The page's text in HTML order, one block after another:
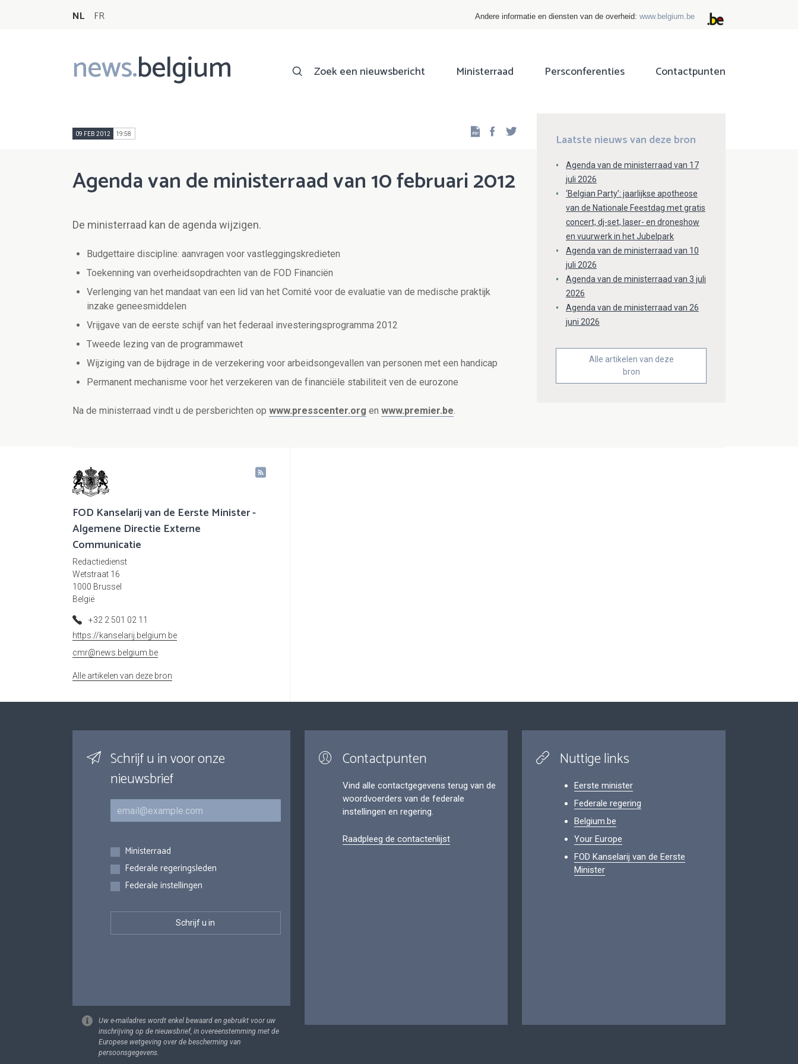
NL FR Andere informatie en diensten van de overheid: www.belgium.be
news.belgium
Main
navigation
Zoek een nieuwsbericht Ministerraad Persconferenties Contactpunten
09 FEB 2012 19:58 Facebook
Agenda van de ministerraad van 10 februari 2012
De ministerraad kan de agenda wijzigen.
Budgettaire discipline: aanvragen voor vastleggingskredieten
Toekenning van overheidsopdrachten van de FOD Financiën
Verlenging van het mandaat van een lid van het Comité voor de evaluatie van de medische praktijk
inzake geneesmiddelen
Vrijgave van de eerste schijf van het federaal investeringsprogramma 2012
Tweede lezing van de programmawet
Wijziging van de bijdrage in de verzekering voor arbeidsongevallen van personen met een handicap
Permanent mechanisme voor het verzekeren van de financiële stabiliteit ven de eurozone
Na de ministerraad vindt u de persberichten op www.presscenter.org en www.premier.be.
Laatste nieuws van deze bron
Agenda van de ministerraad van 17
juli 2026
‘Belgian Party’: jaarlijkse apotheose
van de Nationale Feestdag met gratis
concert, dj-set, laser- en droneshow
en vuurwerk in het Jubelpark
Agenda van de ministerraad van 10
juli 2026
Agenda van de ministerraad van 3 juli
2026
Agenda van de ministerraad van 26
juni 2026
Alle artikelen van deze
bron
FOD Kanselarij van de Eerste Minister -
Algemene Directie Externe
Communicatie
Redactiedienst
Wetstraat 16
1000 Brussel
België
+32 2 501 02 11
https://kanselarij.belgium.be
cmr@news.belgium.be
Alle artikelen van deze bron
Schrijf u in voor onze
nieuwsbrief
E-mail
Inschrijvingen
Ministerraad
Federale regeringsleden
Federale instellingen
Uw e-mailadres wordt enkel bewaard en gebruikt voor uw
inschrijving op de nieuwsbrief, in overeenstemming met de
Europese wetgeving over de bescherming van
persoonsgegevens.
Contactpunten
Vind alle contactgegevens terug van de
woordvoerders van de federale
instellingen en regering.
Raadpleeg de contactenlijst
Nuttige links
Eerste minister
Federale regering
Belgium.be
Your Europe
FOD Kanselarij van de Eerste
Minister